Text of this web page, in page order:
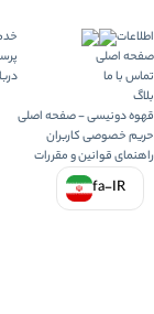
اطلاعات
صفحه اصلی
تماس با ما
بلاگ
قهوه دونیسی - صفحه اصلی
حریم خصوصی کاربران
راهنمای قوانین و مقررات
fa-IR